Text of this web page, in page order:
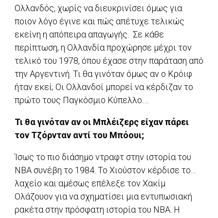
Ολλανδός, χωρίς να διευκρινίσει όμως για
ποιον λόγο έγινε και πώς απέτυχε τελικώς
εκείνη η απόπειρα απαγωγής. Σε κάθε
περίπτωση, η Ολλανδία προχώρησε μέχρι τον
τελικό του 1978, όπου έχασε στην παράταση από
την Αργεντινή. Τι θα γινόταν όμως αν ο Κρόιφ
ήταν εκεί; Οι Ολλανδοί μπορεί να κέρδιζαν το
πρώτο τους Παγκόσμιο Κύπελλο….
Τι θα γινόταν αν οι Μπλέιζερς είχαν πάρει
τον Τζόρνταν αντί του Μπόουι;
Ίσως το πιο διάσημο ντραφτ στην ιστορία του
ΝΒΑ συνέβη το 1984. Το Χιούστον κέρδισε το…
λαχείο και αμέσως επέλεξε τον Χακίμ
Ολάζουον για να σχηματίσει μια εντυπωσιακή
ρακέτα στην πρόσφατη ιστορία του ΝΒΑ. Η